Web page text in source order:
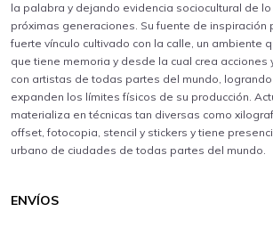
la palabra y dejando evidencia sociocultural de
próximas generaciones. Su fuente de inspiración
fuerte vínculo cultivado con la calle, un ambiente
que tiene memoria y desde la cual crea acciones
con artistas de todas partes del mundo,
expanden los límites físicos de su producción.
materializa en técnicas tan diversas como
offset, fotocopia, stencil y stickers y tiene
ENVÍOS